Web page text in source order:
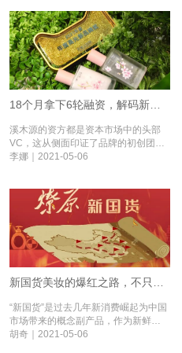
溪木源的资方都是资本市场中的头部
VC，这从侧面印证了品牌的初创团队
的优秀及其品牌理念的开创性。
李娜｜2021-05-06
“新国货”是过去几年新消费崛起为中国
市场带来的概念副产品，作为新鲜事
物，总是散发着独特的吸引力。而在
胡奇｜2021-05-06